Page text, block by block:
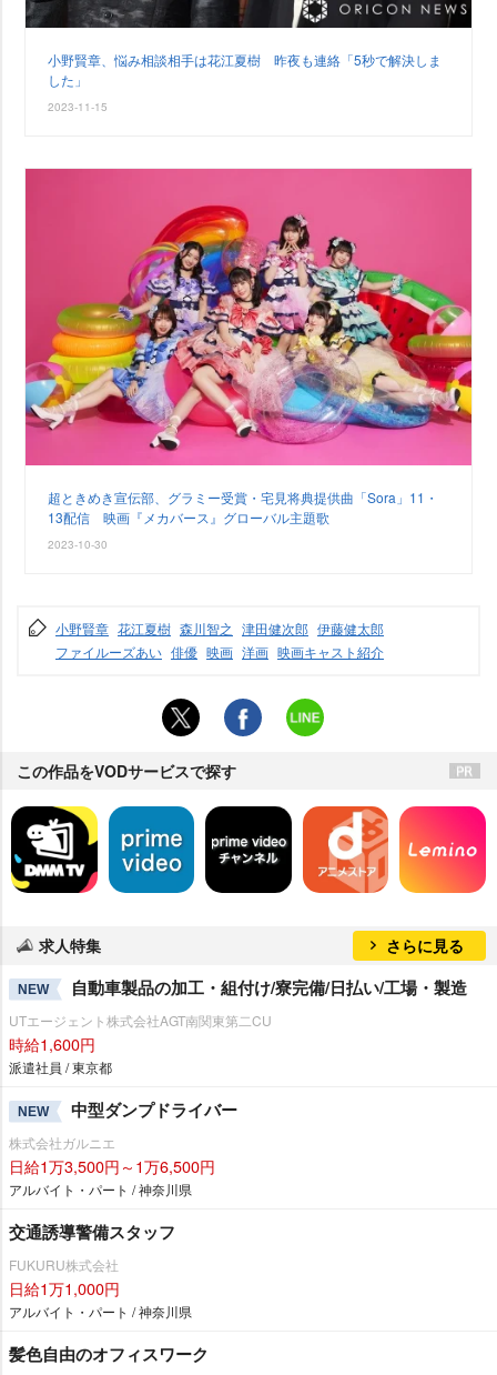
小野賢章、悩み相談相手は花江夏樹 昨夜も連絡「5秒で解決しま
した」
2023-11-15
超ときめき宣伝部、グラミー受賞・宅見将典提供曲「Sora」11・
13配信 映画『メカバース』グローバル主題歌
2023-10-30
小野賢章 花江夏樹 森川智之 津田健次郎 伊藤健太郎
ファイルーズあい 俳優 映画 洋画 映画キャスト紹介
この作品をVODサービスで探す
求人特集 さらに見る
NEW 自動車製品の加工・組付け/寮完備/日払い/工場・製造
UTエージェント株式会社AGT南関東第二CU
時給1,600円
派遣社員 / 東京都
NEW 中型ダンプドライバー
株式会社ガルニエ
日給1万3,500円～1万6,500円
アルバイト・パート / 神奈川県
交通誘導警備スタッフ
FUKURU株式会社
日給1万1,000円
アルバイト・パート / 神奈川県
髪色自由のオフィスワーク